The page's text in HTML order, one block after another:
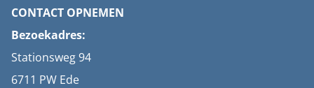
CONTACT OPNEMEN
Bezoekadres:
Stationsweg 94
6711 PW Ede